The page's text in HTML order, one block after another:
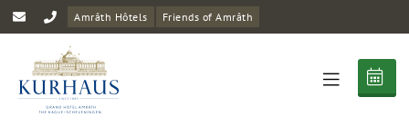
Amrâth Hôtels Friends of Amrâth